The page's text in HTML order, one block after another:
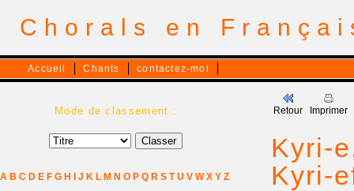
Chorals en
Accueil Chants contactez-moi
Mode de classement :
A B C D E F G H J K L M N O P Q R S T U V W X Y Z
Retour Imprimer
Kyri-
Kyri-